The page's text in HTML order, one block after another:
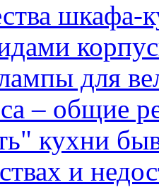
шкафа-
для
– общие
кухни
и